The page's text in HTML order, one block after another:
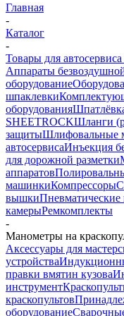
Главная
-
Каталог
-
Товары для
Аппараты
оборудование
шпаклевки
оборудования
SHEETROCKШланги
защитыШлифовальные
автосервисаИнъекция
для дорожной разметки
аппаратов
машинкиКомпрессоры
вышкиПневматические
камерыРемкомплекты
-
Манометры на
Аксессуары для
устройства
правки вмятин кузова
инструмент
краскопультов
оборудование